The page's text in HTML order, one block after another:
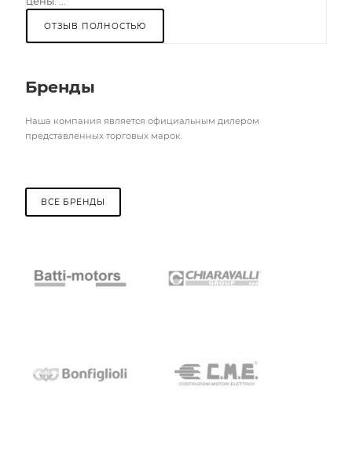
ОТЗЫВ ПОЛНОСТЬЮ
Бренды
Наша компания является официальным дилером
представленных торговых марок.
ВСЕ БРЕНДЫ